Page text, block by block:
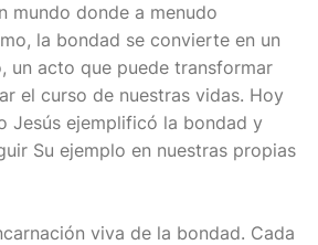
mundo donde a menudo
la bondad se convierte en un
un acto que puede transformar
el curso de nuestras vidas. Hoy
Jesús ejemplificó la bondad y
Su ejemplo en nuestras propias
viva de la bondad. Cada